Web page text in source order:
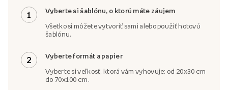
1 Vyberte si šablónu, o ktorú máte záujem
Všetko si môžete vytvoriť sami alebo použiť hotovú
šablónu.
2 Vyberte formát a papier
Vyberte si veľkosť, ktorá vám vyhovuje: od 20x30 cm
do 70x100 cm.